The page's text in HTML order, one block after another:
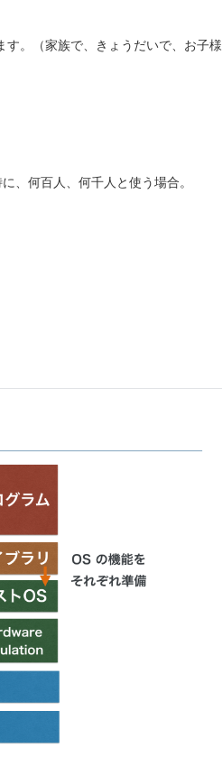
。（家族で、きょうだいで、お子様
、何百人、何千人と使う場合。